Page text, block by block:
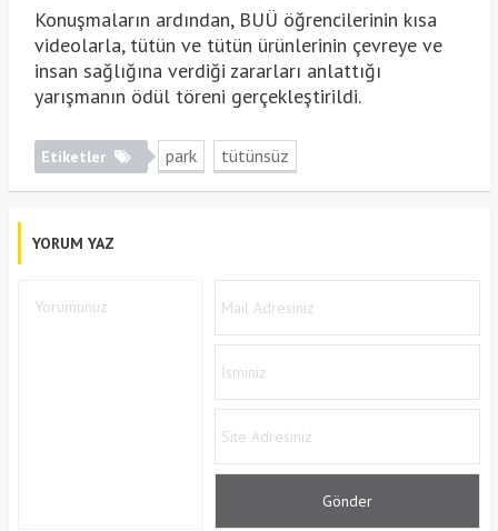
Konuşmaların ardından, BUÜ öğrencilerinin kısa
videolarla, tütün ve tütün ürünlerinin çevreye ve
insan sağlığına verdiği zararları anlattığı
yarışmanın ödül töreni gerçekleştirildi.
Etiketler park tütünsüz
YORUM YAZ